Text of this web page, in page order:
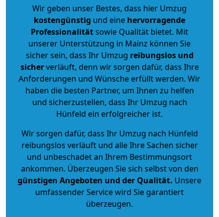
Wir geben unser Bestes, dass hier Umzug
kostengünstig und eine hervorragende
Professionalitätsowie Qualität bietet. Mit
unserer Unterstützung in Mainz können Sie
sicher sein, dass Ihr Umzug reibungslos und
sicherverläuft, denn wir sorgen dafür, dass Ihre
Anforderungen und Wünsche erfüllt werden. Wir
haben die besten Partner, um Ihnen zu helfen
und sicherzustellen, dass Ihr Umzug nach
Hünfeld ein erfolgreicher ist.
Wir sorgen dafür, dass Ihr Umzug nach Hünfeld
reibungslos verläuft und alle Ihre Sachen sicher
und unbeschadet an Ihrem Bestimmungsort
ankommen. Überzeugen Sie sich selbst von den
günstigen Angeboten und der Qualität. Unsere
umfassender Service wird Sie garantiert
überzeugen.